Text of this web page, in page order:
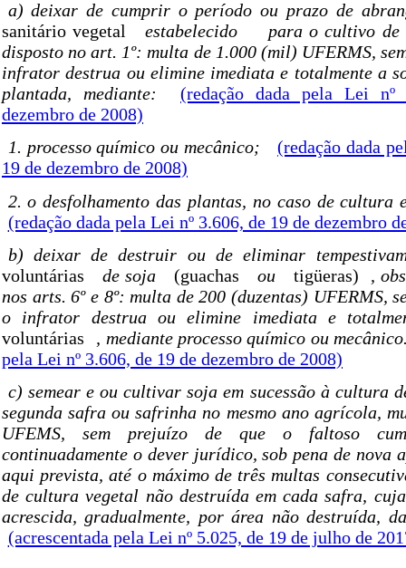
a) deixar de cumprir o período ou prazo de
sanitário vegetal
estabelecido
para o cultivo de
disposto no art. 1º: multa de 1.000 (mil) UFERMS,
infrator destrua ou elimine imediata e totalmente a
plantada, mediante:
(redação dada pela Lei
dezembro de 2008)
1. processo químico ou mecânico;
(redação dada
19 de dezembro de 2008)
2. o desfolhamento das plantas, no caso de
(redação dada pela Lei nº 3.606, de 19 de dezembro
b) deixar de destruir ou de eliminar
voluntárias
de soja (guachas ou tigüeras)
,
nos arts. 6º e 8º: multa de 200 (duzentas) UFERMS,
o infrator destrua ou elimine imediata e
voluntárias
, mediante processo químico ou
pela Lei nº 3.606, de 19 de dezembro de 2008)
c) semear e ou cultivar soja em sucessão à cultura
segunda safra ou safrinha no mesmo ano agrícola,
UFEMS, sem prejuízo de que o faltoso
continuadamente o dever jurídico, sob pena de nova
aqui prevista, até o máximo de três multas
de cultura vegetal não destruída em cada safra,
acrescida, gradualmente, por área não destruída,
(acrescentada pela Lei nº 5.025, de 19 de julho de